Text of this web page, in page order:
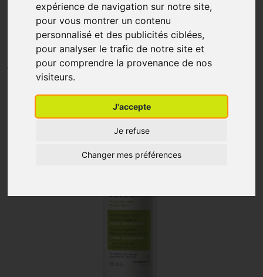
expérience de navigation sur notre site,
pour vous montrer un contenu
personnalisé et des publicités ciblées,
pour analyser le trafic de notre site et
pour comprendre la provenance de nos
visiteurs.
J'accepte
Je refuse
Changer mes préférences
A-Derma Biology Lait Dema
400
PIERRE FABRE - DUCRAY